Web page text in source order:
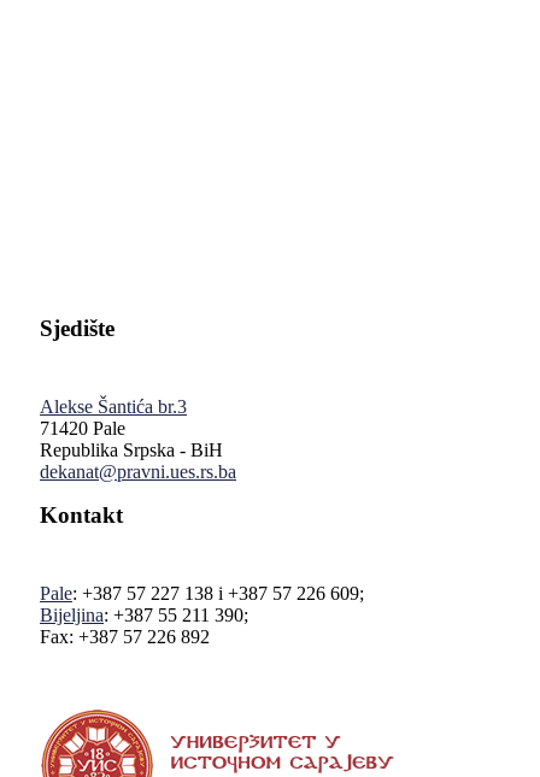
Sjedište
Alekse Šantića br.3
71420 Pale
Republika Srpska - BiH
dekanat@pravni.ues.rs.ba
Kontakt
Pale: +387 57 227 138 i +387 57 226 609;
Bijeljina: +387 55 211 390;
Fax: +387 57 226 892